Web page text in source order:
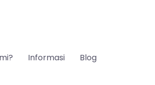
Informasi Blog